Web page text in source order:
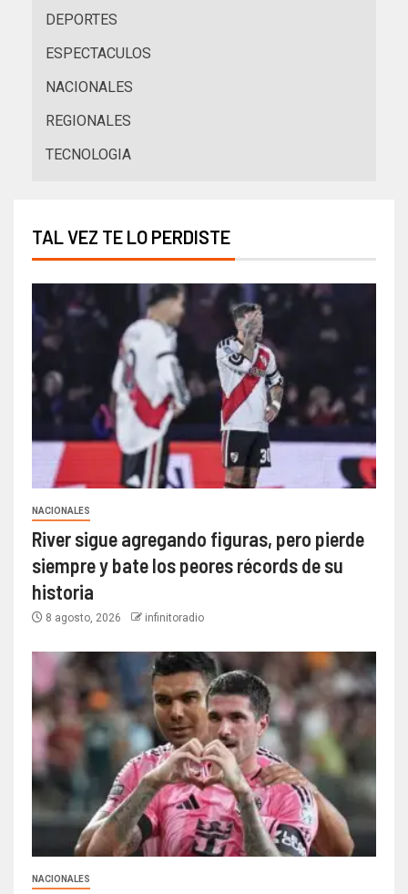
DEPORTES
ESPECTACULOS
NACIONALES
REGIONALES
TECNOLOGIA
TAL VEZ TE LO PERDISTE
NACIONALES
River sigue agregando figuras, pero pierde
siempre y bate los peores récords de su
historia
8 agosto, 2026 infinitoradio
NACIONALES